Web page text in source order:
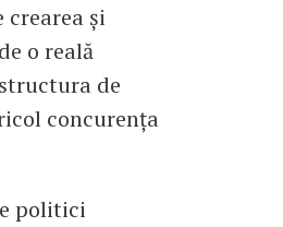
și
o reală
de
concurența
politici